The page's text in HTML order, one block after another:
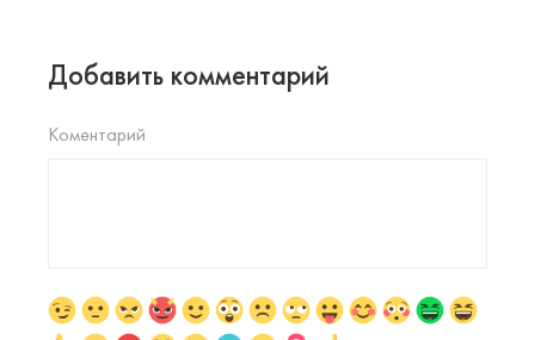
Добавить комментарий
Коментарий